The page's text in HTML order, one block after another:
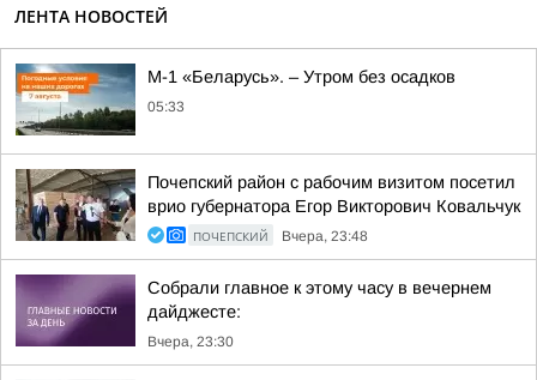
ЛЕНТА НОВОСТЕЙ
М-1 «Беларусь». – Утром без осадков
05:33
Почепский район с рабочим визитом посетил
врио губернатора Егор Викторович Ковальчук
ПОЧЕПСКИЙ Вчера, 23:48
Собрали главное к этому часу в вечернем
дайджесте:
Вчера, 23:30